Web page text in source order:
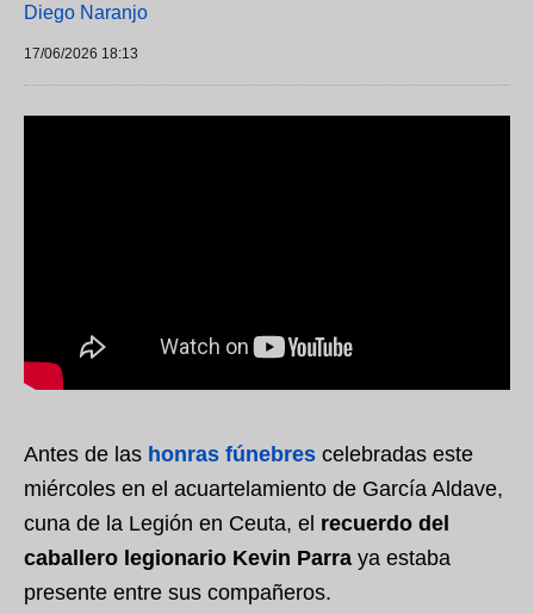
Diego Naranjo
17/06/2026 18:13
Antes de las honras fúnebres celebradas este
miércoles en el acuartelamiento de García Aldave,
cuna de la Legión en Ceuta, el recuerdo del
caballero legionario Kevin Parra ya estaba
presente entre sus compañeros.